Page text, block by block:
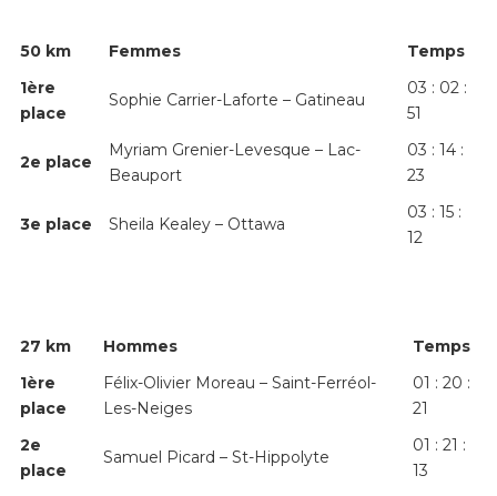
50 km Femmes
Temps
1ère
place
Sophie Carrier-Laforte – Gatineau
03 : 02 :
51
2e place
Myriam Grenier-Levesque – Lac-
Beauport
03 : 14 :
23
3e place Sheila Kealey – Ottawa
03 : 15 :
12
27 km Hommes
Temps
1ère
place
Félix-Olivier Moreau – Saint-Ferréol-
Les-Neiges
01 : 20 :
21
2e
place
Samuel Picard – St-Hippolyte
01 : 21 :
13